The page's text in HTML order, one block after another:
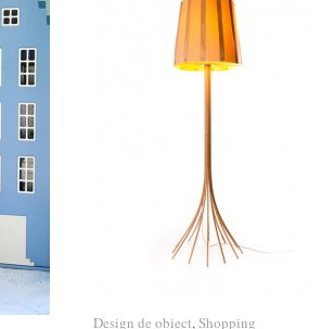
Design de obiect,Shopping
Design de obiect Shopping